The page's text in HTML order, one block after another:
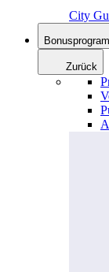
City
Zurück